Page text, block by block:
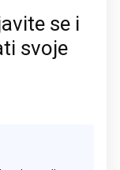
se i
svoje